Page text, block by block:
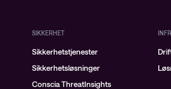
SIKKERHET
Sikkerhetstjenester
Sikkerhetsløsninger
Conscia ThreatInsights